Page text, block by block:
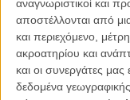
αναγνωριστικοί και
αποστέλλονται από
και περιεχόμενο,
ακροατηρίου και
και οι συνεργάτες
δεδομένα
Προϊστορικά τέρατα,
«20.000 Λέυγες Κάτω
γεροξεκούτης
στοργικός πατριός,
συνθέτουν ένα ταξίδι